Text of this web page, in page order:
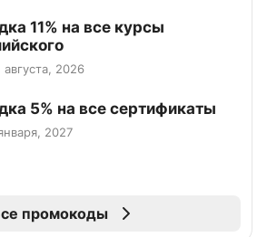
11% на все курсы
2026
5% на все сертификаты
2027
промокоды